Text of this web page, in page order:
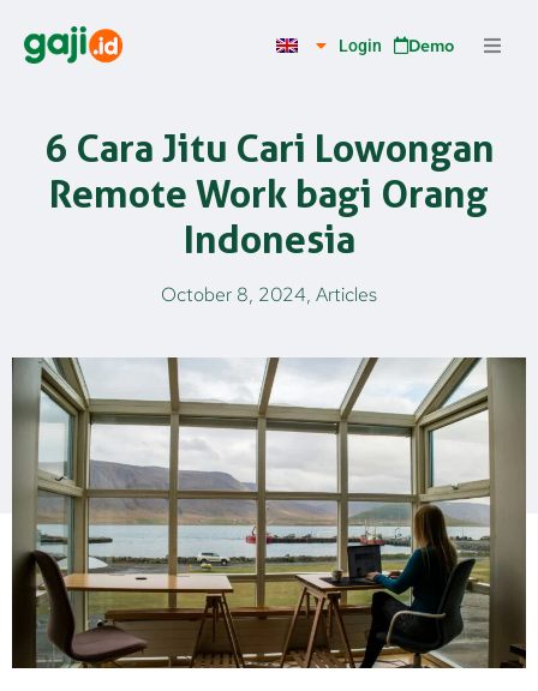
content
Login Demo
6 Cara Jitu Cari Lowongan
Remote Work bagi Orang
Indonesia
October 8, 2024, Articles